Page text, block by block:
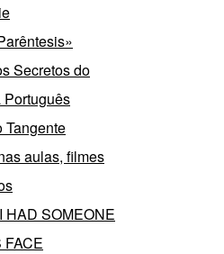
Secretos do
Tangente
aulas, filmes
HAD SOMEONE
FACE